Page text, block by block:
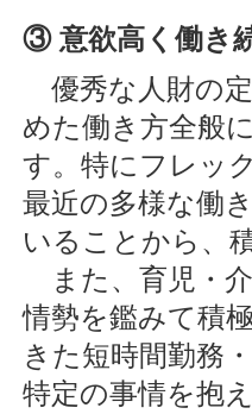
③ 意欲高く働き
優秀な人財の
めた働き方全般
す。特にフレッ
最近の多様な働
いることから、
また、育児・
情勢を鑑みて積
きた短時間勤務
特定の事情を抱